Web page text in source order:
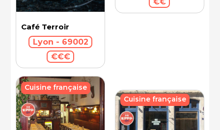
Café Terroir
Lyon - 69002
€€€
Cuisine française
Cuisine française